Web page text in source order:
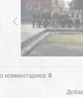
Ая, ул. Школьная 11.
комментариев: 0